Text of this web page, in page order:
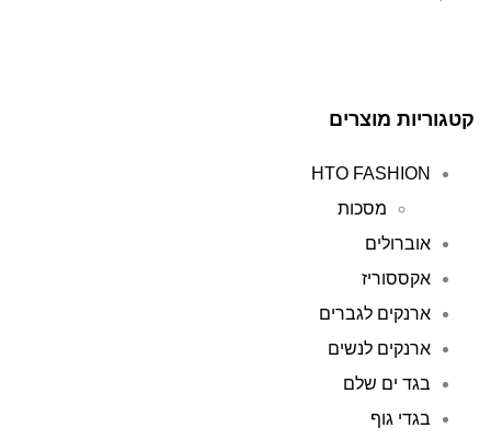
קטגוריות מוצרים
HTO FASHION
מסכות
אוברולים
אקססוריז
ארנקים לגברים
ארנקים לנשים
בגד ים שלם
בגדי גוף